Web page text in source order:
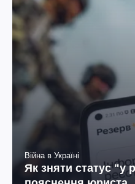
Війна в Україні
Як зняти статус "у